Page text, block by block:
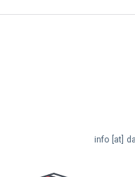
info [at]